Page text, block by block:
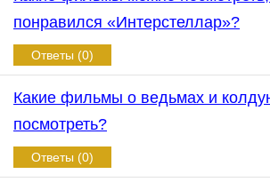
понравился «Интерстеллар»?
Ответы (0)
Какие фильмы о ведьмах и
посмотреть?
Ответы (0)